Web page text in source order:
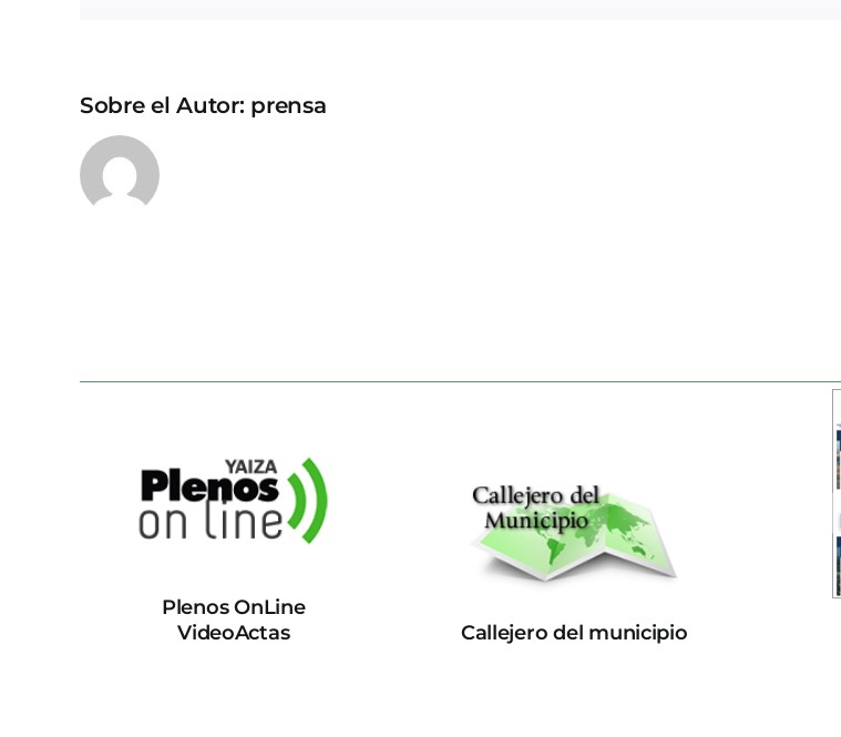
Sobre el Autor: prensa
Plenos OnLine
VideoActas
Callejero del municipio